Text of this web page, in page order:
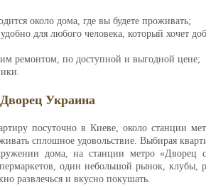
около дома, где вы будете проживать;
для любого человека, который хочет
ремонтом, по доступной и выгодной цене;
Украина
посуточно в Киеве, около станции
сплошное удовольствие. Выбирая
дома, на станции метро «Дворец
один небольшой рынок, клубы,
развлечься и вкусно покушать.